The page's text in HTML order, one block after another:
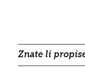
Znate li